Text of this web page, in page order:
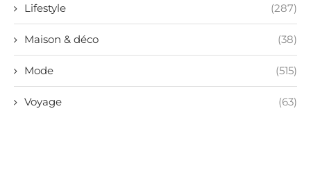
Lifestyle (287)
Maison & déco (38)
Mode (515)
Voyage (63)